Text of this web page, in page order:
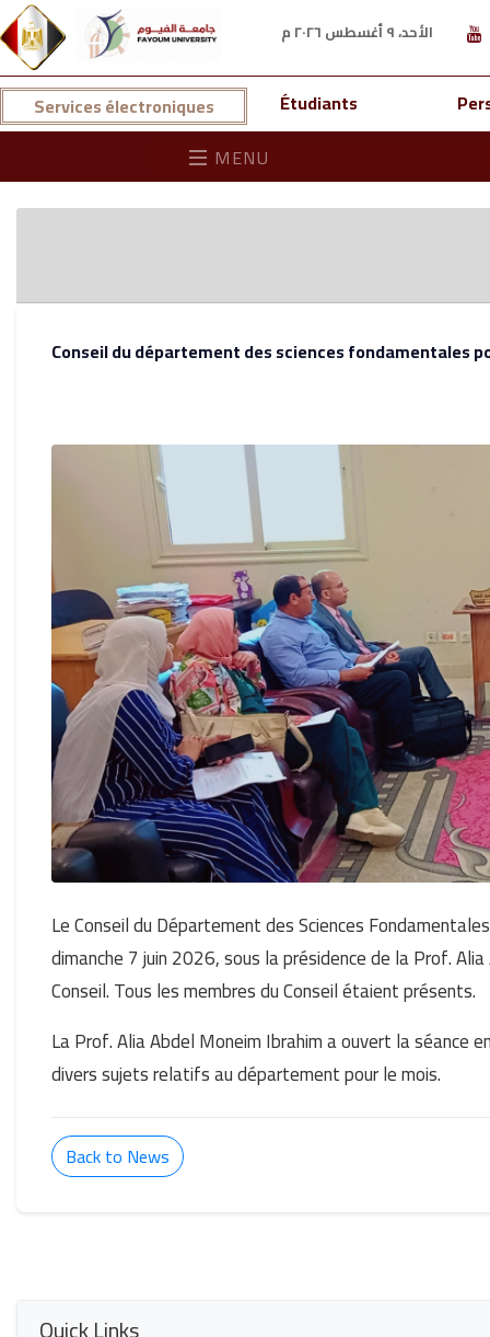
الأحد، ٩ أغسطس ٢٠٢٦ م
Services électroniques Étudiants
MENU
Conseil du département des sciences fondamentales
Le Conseil du Département des Sciences
dimanche 7 juin 2026, sous la présidence de la Prof.
Conseil. Tous les membres du Conseil étaient présents.
La Prof. Alia Abdel Moneim Ibrahim a ouvert la séance
divers sujets relatifs au département pour le mois.
Back to News